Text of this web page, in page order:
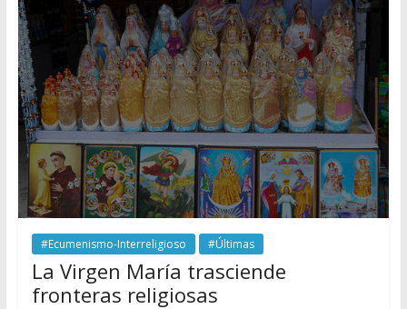
#Ecumenismo-Interreligioso #Últimas
La Virgen María trasciende
fronteras religiosas